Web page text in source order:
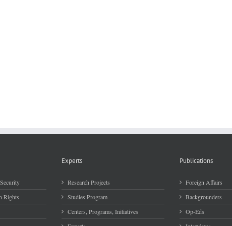
Rights
Experts
Research Projects
Studies Program
Centers, Programs, Initiatives
Publications
Foreign Affairs
Backgrounders
Op-Eds